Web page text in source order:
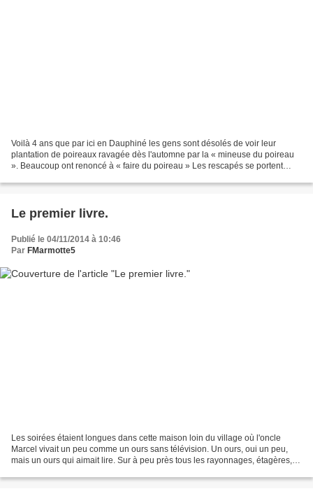
Voilà 4 ans que par ici en Dauphiné les gens sont désolés de voir leur
plantation de poireaux ravagée dès l'automne par la « mineuse du poireau
». Beaucoup ont renoncé à « faire du poireau » Les rescapés se portent
Le premier livre.
Publié le 04/11/2014 à 10:46
Par FMarmotte5
Les soirées étaient longues dans cette maison loin du village où l'oncle
Marcel vivait un peu comme un ours sans télévision. Un ours, oui un peu,
mais un ours qui aimait lire. Sur à peu près tous les rayonnages, étagères,